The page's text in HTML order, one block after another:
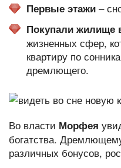
Первые этажи –
Покупали жилище
жизненных сфер,
квартиру по
дремлющего.
Во власти Морфея
богатства.
различных бонусов,